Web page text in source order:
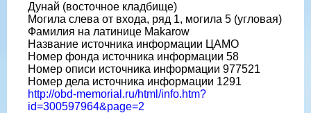
Дунай (восточное кладбище)
Могила слева от входа, ряд 1, могила 5 (угловая)
Фамилия на латинице Makarow
Название источника информации ЦАМО
Номер фонда источника информации 58
Номер описи источника информации 977521
Номер дела источника информации 1291
http://obd-memorial.ru/html/info.htm?
id=300597964&page=2